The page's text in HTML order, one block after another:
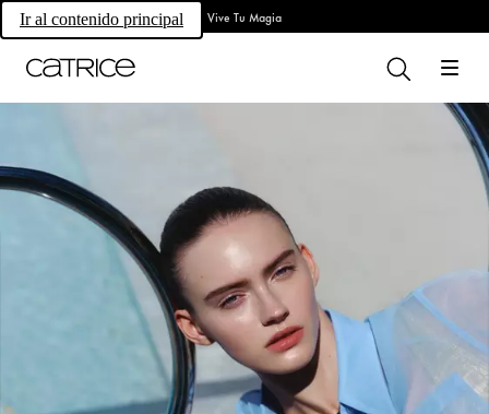
Ir al contenido principal Vive Tu Magia